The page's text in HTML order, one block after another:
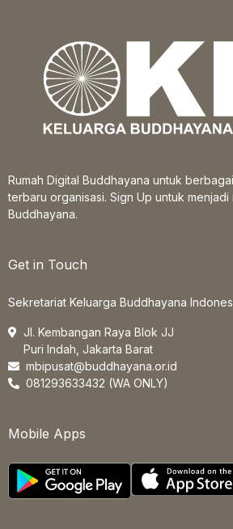
Rumah Digital Buddhayana untuk
terbaru organisasi. Sign Up untuk menjadi
Buddhayana.
Get in Touch
Sekretariat Keluarga Buddhayana
Jl. Kembangan Raya Blok JJ
Puri Indah, Jakarta Barat
mbipusat@buddhayana.or.id
081293633432 (WA ONLY)
Mobile Apps